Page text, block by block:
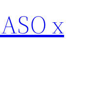
x